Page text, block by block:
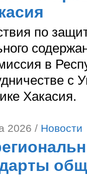
по
в
с
Хакасия.
2026 / Новости